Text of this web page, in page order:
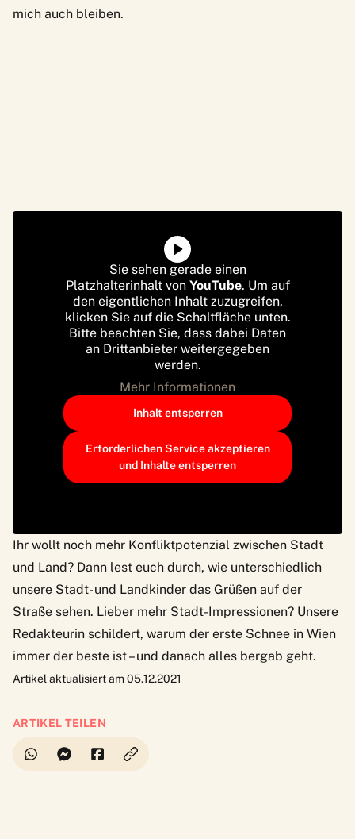
mich auch bleiben.
Sie sehen gerade einen
Platzhalterinhalt von YouTube. Um auf
den eigentlichen Inhalt zuzugreifen,
klicken Sie auf die Schaltfläche unten.
Bitte beachten Sie, dass dabei Daten
an Drittanbieter weitergegeben
werden.
Mehr Informationen
Inhalt entsperren
Erforderlichen Service akzeptieren
und Inhalte entsperren
Ihr wollt noch mehr Konfliktpotenzial zwischen Stadt
und Land? Dann lest euch durch, wie unterschiedlich
unsere Stadt- und Landkinder das Grüßen auf der
Straße sehen. Lieber mehr Stadt-Impressionen? Unsere
Redakteurin schildert, warum der erste Schnee in Wien
immer der beste ist – und danach alles bergab geht.
Artikel aktualisiert am 05.12.2021
ARTIKEL TEILEN